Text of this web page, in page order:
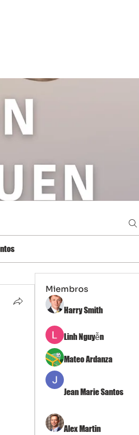
Miembros
Harry Smith
Linh Nguyễn
Mateo Ardanza
Jean Marie Santos
Alex Martin